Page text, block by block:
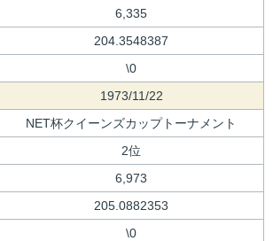
6,335
204.3548387
\0
1973/11/22
NET杯クイーンズカップトーナメント
2位
6,973
205.0882353
\0